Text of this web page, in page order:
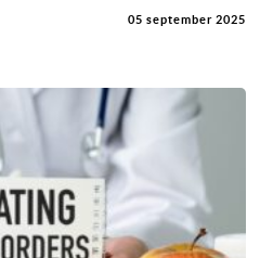
05 september 2025